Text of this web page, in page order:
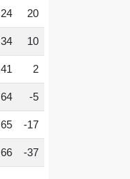
24 20
34 10
41 2
64 -5
65 -17
66 -37